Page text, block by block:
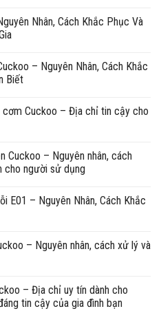
Nhân, Cách Khắc Phục Và
– Nguyên Nhân, Cách Khắc
Biết
cơm Cuckoo – Địa chỉ tin cậy cho
Cuckoo – Nguyên nhân, cách
cho người sử dụng
E01 – Nguyên Nhân, Cách Khắc
– Nguyên nhân, cách xử lý và
– Địa chỉ uy tín dành cho
tin cậy của gia đình bạn